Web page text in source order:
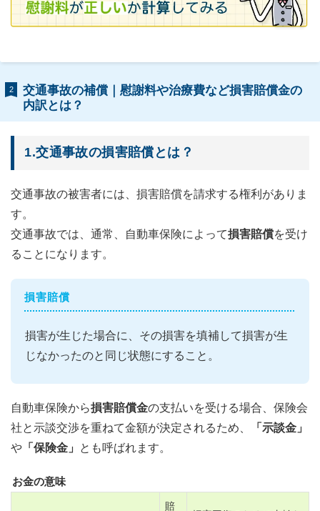
2
交通事故の補償｜慰謝料や治療費など損害賠償金の
内訳とは？
1.交通事故の損害賠償とは？
交通事故の被害者には、損害賠償を請求する権利がありま
す。
交通事故では、通常、自動車保険によって損害賠償を受け
ることになります。
損害賠償
損害が生じた場合に、その損害を填補して損害が生
じなかったのと同じ状態にすること。
自動車保険から損害賠償金の支払いを受ける場合、保険会
社と示談交渉を重ねて金額が決定されるため、
「示談金」
や 「保険金」 とも呼ばれます。
お金の意味
賠